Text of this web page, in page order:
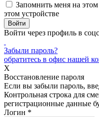
Запомнить меня на
этом устройстве
Войти через профиль в
Забыли пароль?
обратитесь в офис нашей
X
Восстановление пароля
Если вы забыли пароль,
Контрольная строка для
регистрационные данные
Логин *